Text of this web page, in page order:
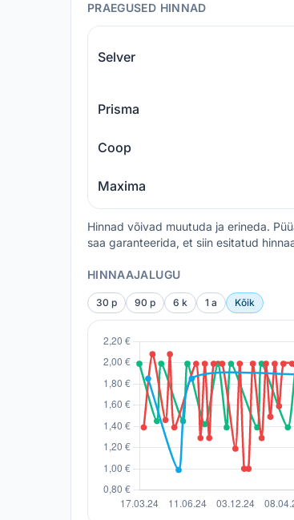
PRAEGUSED HINNAD
Selver
Prisma
Coop
Maxima
Hinnad võivad muutuda ja erineda.
saa garanteerida, et siin esitatud
HINNAAJALUGU
30 p 90 p 6 k 1 a Kõik